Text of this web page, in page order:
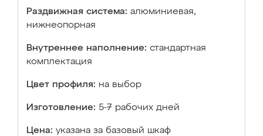
Раздвижная система: алюминиевая,
нижнеопорная
Внутреннее наполнение: стандартная
комплектация
Цвет профиля: на выбор
Изготовление: 5-7 рабочих дней
Цена: указана за базовый шкаф